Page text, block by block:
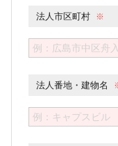
法人市区町村
法人番地・建物名